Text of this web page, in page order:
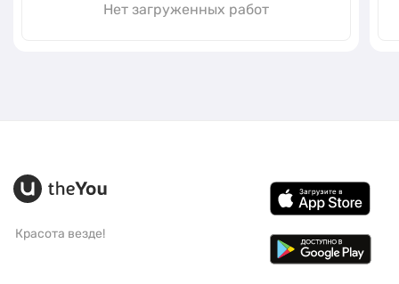
Нет загруженных работ
Красота везде!